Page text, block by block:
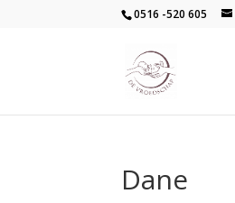
0516 -520 605
Dane